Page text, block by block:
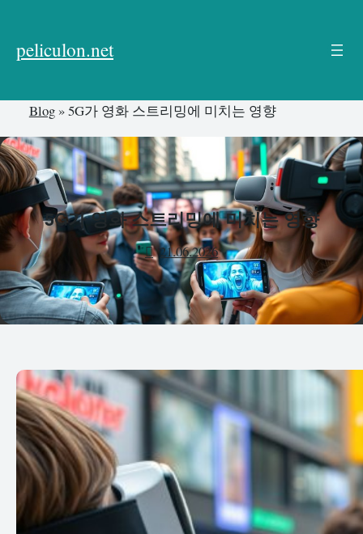
뛰
기
peliculon.net
Blog»5G가 영화 스트리밍에 미치는 영향
5G가 영화 스트리밍에 미치는 영향
21.06.2026